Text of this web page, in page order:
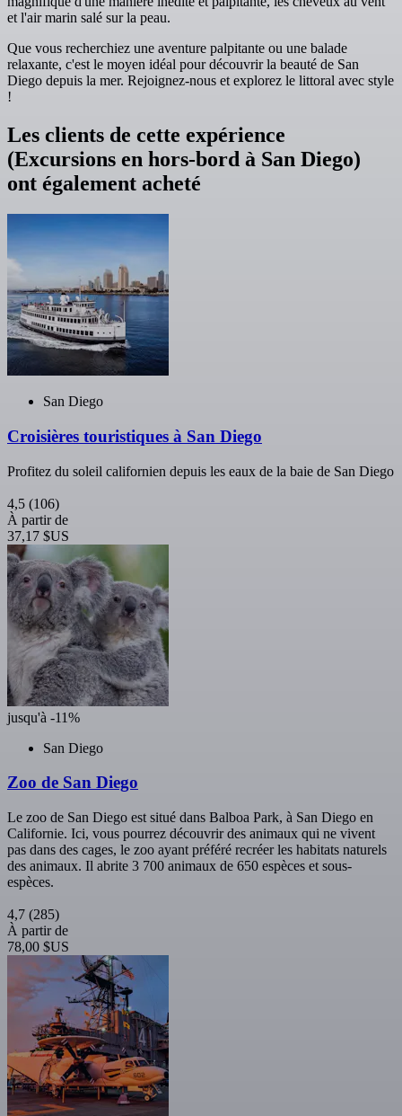
et l'air marin salé sur la peau.
Que vous recherchiez une aventure palpitante ou une balade
relaxante, c'est le moyen idéal pour découvrir la beauté de San
Diego depuis la mer. Rejoignez-nous et explorez le littoral avec style
!
Les clients de cette expérience
(Excursions en hors-bord à San Diego)
ont également acheté
San Diego
Croisières touristiques à San Diego
Profitez du soleil californien depuis les eaux de la baie de San Diego
4,5 (106)
À partir de
37,17 $US
jusqu'à -11%
San Diego
Zoo de San Diego
Le zoo de San Diego est situé dans Balboa Park, à San Diego en
Californie. Ici, vous pourrez découvrir des animaux qui ne vivent
pas dans des cages, le zoo ayant préféré recréer les habitats naturels
des animaux. Il abrite 3 700 animaux de 650 espèces et sous-
espèces.
4,7 (285)
À partir de
78,00 $US